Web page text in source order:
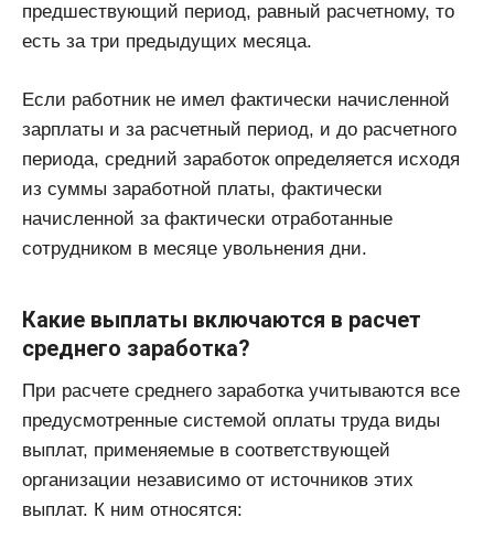
предшествующий период, равный расчетному, то
есть за три предыдущих месяца.
Если работник не имел фактически начисленной
зарплаты и за расчетный период, и до расчетного
периода, средний заработок определяется исходя
из суммы заработной платы, фактически
начисленной за фактически отработанные
сотрудником в месяце увольнения дни.
Какие выплаты включаются в расчет
среднего заработка?
При расчете среднего заработка учитываются все
предусмотренные системой оплаты труда виды
выплат, применяемые в соответствующей
организации независимо от источников этих
выплат. К ним относятся: